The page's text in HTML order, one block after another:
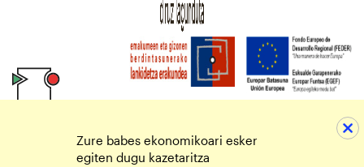
Zure babes ekonomikoari esker
egiten dugu kazetaritza